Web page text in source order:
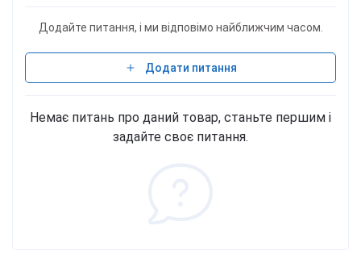
Додайте питання, і ми відповімо найближчим часом.
Додати питання
Немає питань про даний товар, станьте першим і
задайте своє питання.